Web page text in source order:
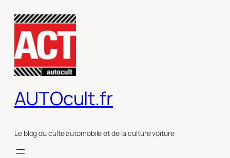
contenu
AUTOcult.fr
Le blog du culte automobile et de la culture voiture